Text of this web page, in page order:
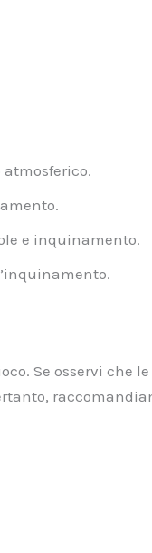
e inquinamento.
Se osservi che